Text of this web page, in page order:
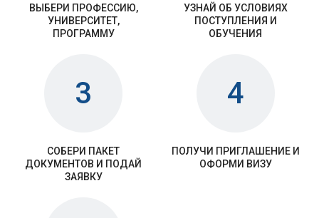
ВЫБЕРИ ПРОФЕССИЮ,
УНИВЕРСИТЕТ,
ПРОГРАММУ
УЗНАЙ ОБ УСЛОВИЯХ
ПОСТУПЛЕНИЯ И
ОБУЧЕНИЯ
3
СОБЕРИ ПАКЕТ
ДОКУМЕНТОВ И ПОДАЙ
ЗАЯВКУ
4
ПОЛУЧИ ПРИГЛАШЕНИЕ И
ОФОРМИ ВИЗУ